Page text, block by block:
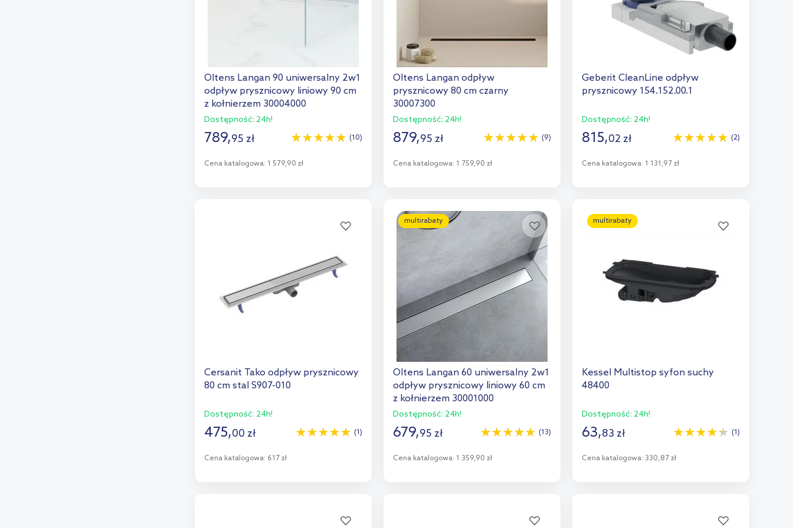
Oltens Langan 90 uniwersalny 2w1
odpływ prysznicowy liniowy 90 cm
z kołnierzem 30004000
Dostępność: 24h!
789,95 zł
Cena katalogowa: 1 579,90 zł
(10)
Oltens Langan odpływ
prysznicowy 80 cm czarny
30007300
Dostępność: 24h!
879,95 zł
Cena katalogowa: 1 759,90 zł
(9)
Dodaj do porównania
Geberit CleanLine odpływ
prysznicowy 154.152.00.1
Dostępność: 24h!
815,02 zł
Cena katalogowa: 1 131,97 zł
(2)
Dodaj do porównania
Cersanit Tako odpływ prysznicowy
80 cm stal S907-010
Dostępność: 24h!
475,00 zł
Cena katalogowa: 617 zł
(1)
multirabaty
Oltens Langan 60 uniwersalny 2w1
odpływ prysznicowy liniowy 60 cm
z kołnierzem 30001000
Dostępność: 24h!
679,95 zł
Cena katalogowa: 1 359,90 zł
(13)
multirabaty
Kessel Multistop syfon suchy
48400
Dostępność: 24h!
63,83 zł
Cena katalogowa: 330,87 zł
(1)